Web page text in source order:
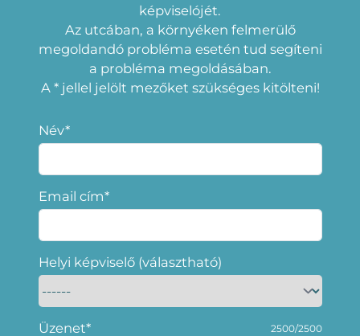
képviselójét.
Az utcában, a környéken felmerülő
megoldandó probléma esetén tud segíteni
a probléma megoldásában.
A * jellel jelölt mezőket szükséges kitölteni!
Név*
Email cím*
Helyi képviselő (választható)
Üzenet* 2500/2500